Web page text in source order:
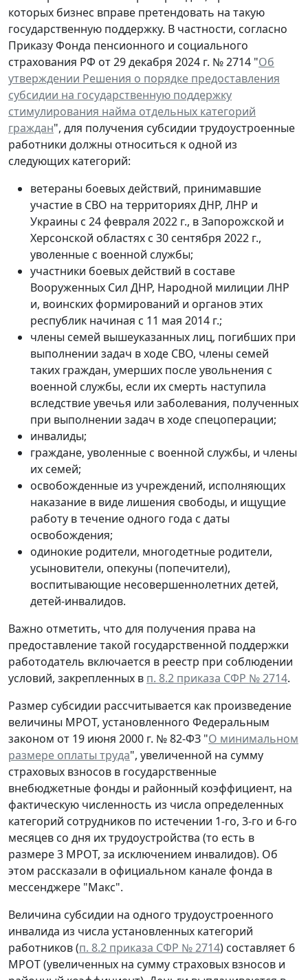
которых бизнес вправе претендовать на такую
государственную поддержку. В частности, согласно
Приказу Фонда пенсионного и социального
страхования РФ от 29 декабря 2024 г. № 2714 "Об
утверждении Решения о порядке предоставления
субсидии на государственную поддержку
стимулирования найма отдельных категорий
граждан", для получения субсидии трудоустроенные
работники должны относиться к одной из
следующих категорий:
ветераны боевых действий, принимавшие
участие в СВО на территориях ДНР, ЛНР и
Украины с 24 февраля 2022 г., в Запорожской и
Херсонской областях с 30 сентября 2022 г.,
уволенные с военной службы;
участники боевых действий в составе
Вооруженных Сил ДНР, Народной милиции ЛНР
и, воинских формирований и органов этих
республик начиная с 11 мая 2014 г.;
члены семей вышеуказанных лиц, погибших при
выполнении задач в ходе СВО, члены семей
таких граждан, умерших после увольнения с
военной службы, если их смерть наступила
вследствие увечья или заболевания, полученных
при выполнении задач в ходе спецоперации;
инвалиды;
граждане, уволенные с военной службы, и члены
их семей;
освобожденные из учреждений, исполняющих
наказание в виде лишения свободы, и ищущие
работу в течение одного года с даты
освобождения;
одинокие родители, многодетные родители,
усыновители, опекуны (попечители),
воспитывающие несовершеннолетних детей,
детей-инвалидов.
Важно отметить, что для получения права на
предоставление такой государственной поддержки
работодатель включается в реестр при соблюдении
условий, закрепленных в п. 8.2 приказа СФР № 2714.
Размер субсидии рассчитывается как произведение
величины МРОТ, установленного Федеральным
законом от 19 июня 2000 г. № 82-ФЗ "О минимальном
размере оплаты труда", увеличенной на сумму
страховых взносов в государственные
внебюджетные фонды и районный коэффициент, на
фактическую численность из числа определенных
категорий сотрудников по истечении 1-го, 3-го и 6-го
месяцев со дня их трудоустройства (то есть в
размере 3 МРОТ, за исключением инвалидов). Об
этом рассказали в официальном канале фонда в
мессенджере "Макс".
Величина субсидии на одного трудоустроенного
инвалида из числа установленных категорий
работников (п. 8.2 приказа СФР № 2714) составляет 6
МРОТ (увеличенных на сумму страховых взносов и